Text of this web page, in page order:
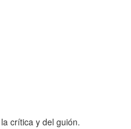
crítica y del guión.